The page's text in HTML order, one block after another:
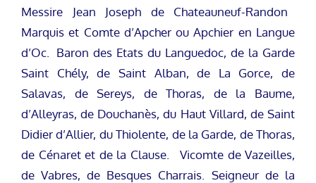
Messire Jean Joseph de Chateauneuf-Randon
Marquis et Comte d’Apcher ou Apchier en Langue
d’Oc. Baron des Etats du Languedoc, de la Garde
Saint Chély, de Saint Alban, de La Gorce, de
Salavas, de Sereys, de Thoras, de la Baume,
d’Alleyras, de Douchanès, du Haut Villard, de Saint
Didier d’Allier, du Thiolente, de la Garde, de Thoras,
de Cénaret et de la Clause. Vicomte de Vazeilles,
de Vabres, de Besques Charrais. Seigneur de la